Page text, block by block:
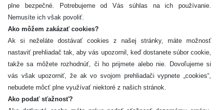
plne bezpečné. Potrebujeme od Vás súhlas na ich používanie.
Nemusíte ich však povoliť.
Ako môžem zakázať cookies?
Ak si neželáte dostávať cookies z našej stránky, máte možnosť
nastaviť prehliadač tak, aby vás upozornil, keď dostanete súbor cookie,
takže sa môžete rozhodnúť, či ho prijmete alebo nie. Dovoľujeme si
vás však upozorniť, že ak vo svojom prehliadači vypnete „cookies“,
nebudete môcť plne využívať niektoré z našich stránok.
Ako podať sťažnosť?